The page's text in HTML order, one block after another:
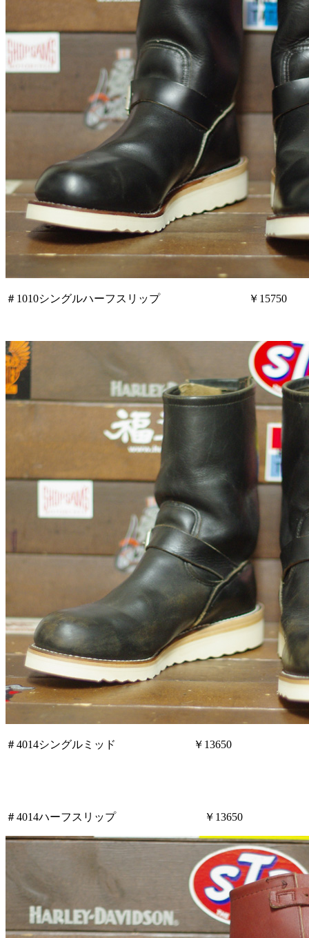
＃1010シングルハーフスリップ ￥15750
＃4014シングルミッド ￥13650
＃4014ハーフスリップ ￥13650